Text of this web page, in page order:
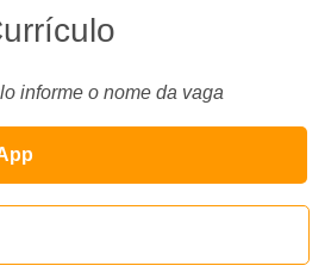
informe o nome da vaga